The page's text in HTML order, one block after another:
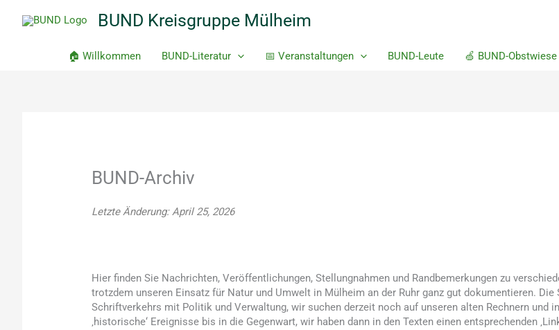
Inhalt
BUND Kreisgruppe Mülheim
🏠 Willkommen BUND-Literatur 📅 Veranstaltungen BUND-Leute 🍏 BUND-Obstwiese
BUND-Archiv
Letzte Änderung: April 25, 2026
Hier finden Sie Nachrichten, Veröffentlichungen, Stellungnahmen und Randbemerkungen zu
trotzdem unseren Einsatz für Natur und Umwelt in Mülheim an der Ruhr ganz gut dokumentieren.
Schriftverkehrs mit Politik und Verwaltung, wir suchen derzeit noch auf unseren alten Rechnern und
‚historische‘ Ereignisse bis in die Gegenwart, wir haben dann in den Texten einen entsprechenden